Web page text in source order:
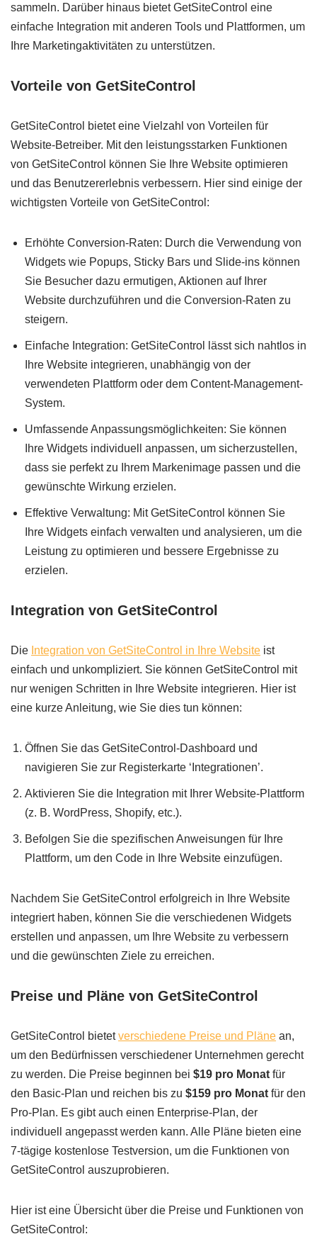
sammeln. Darüber hinaus bietet GetSiteControl eine
einfache Integration mit anderen Tools und Plattformen, um
Ihre Marketingaktivitäten zu unterstützen.
Vorteile von GetSiteControl
GetSiteControl bietet eine Vielzahl von Vorteilen für
Website-Betreiber. Mit den leistungsstarken Funktionen
von GetSiteControl können Sie Ihre Website optimieren
und das Benutzererlebnis verbessern. Hier sind einige der
wichtigsten Vorteile von GetSiteControl:
Erhöhte Conversion-Raten: Durch die Verwendung von
Widgets wie Popups, Sticky Bars und Slide-ins können
Sie Besucher dazu ermutigen, Aktionen auf Ihrer
Website durchzuführen und die Conversion-Raten zu
steigern.
Einfache Integration: GetSiteControl lässt sich nahtlos in
Ihre Website integrieren, unabhängig von der
verwendeten Plattform oder dem Content-Management-
System.
Umfassende Anpassungsmöglichkeiten: Sie können
Ihre Widgets individuell anpassen, um sicherzustellen,
dass sie perfekt zu Ihrem Markenimage passen und die
gewünschte Wirkung erzielen.
Effektive Verwaltung: Mit GetSiteControl können Sie
Ihre Widgets einfach verwalten und analysieren, um die
Leistung zu optimieren und bessere Ergebnisse zu
erzielen.
Integration von GetSiteControl
Die Integration von GetSiteControl in Ihre Website ist
einfach und unkompliziert. Sie können GetSiteControl mit
nur wenigen Schritten in Ihre Website integrieren. Hier ist
eine kurze Anleitung, wie Sie dies tun können:
Öffnen Sie das GetSiteControl-Dashboard und
navigieren Sie zur Registerkarte ‘Integrationen’.
Aktivieren Sie die Integration mit Ihrer Website-Plattform
(z. B. WordPress, Shopify, etc.).
Befolgen Sie die spezifischen Anweisungen für Ihre
Plattform, um den Code in Ihre Website einzufügen.
Nachdem Sie GetSiteControl erfolgreich in Ihre Website
integriert haben, können Sie die verschiedenen Widgets
erstellen und anpassen, um Ihre Website zu verbessern
und die gewünschten Ziele zu erreichen.
Preise und Pläne von GetSiteControl
GetSiteControl bietetverschiedene Preise und Pläne an,
um den Bedürfnissen verschiedener Unternehmen gerecht
zu werden. Die Preise beginnen bei $19 pro Monat für
den Basic-Plan und reichen bis zu $159 pro Monat für den
Pro-Plan. Es gibt auch einen Enterprise-Plan, der
individuell angepasst werden kann. Alle Pläne bieten eine
7-tägige kostenlose Testversion, um die Funktionen von
GetSiteControl auszuprobieren.
Hier ist eine Übersicht über die Preise und Funktionen von
GetSiteControl: